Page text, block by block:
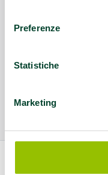
Preferenze
Statistiche
Marketing